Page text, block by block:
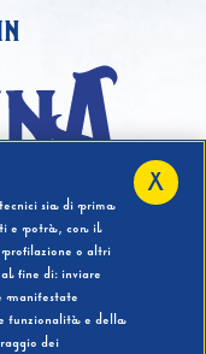
Anni?
sia di prima
e potrà, con il
o altri
fine di: inviare
manifestate
funzionalità e della
dei
X